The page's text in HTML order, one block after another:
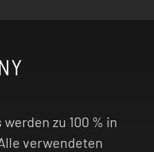
zu 100 % in
verwendeten